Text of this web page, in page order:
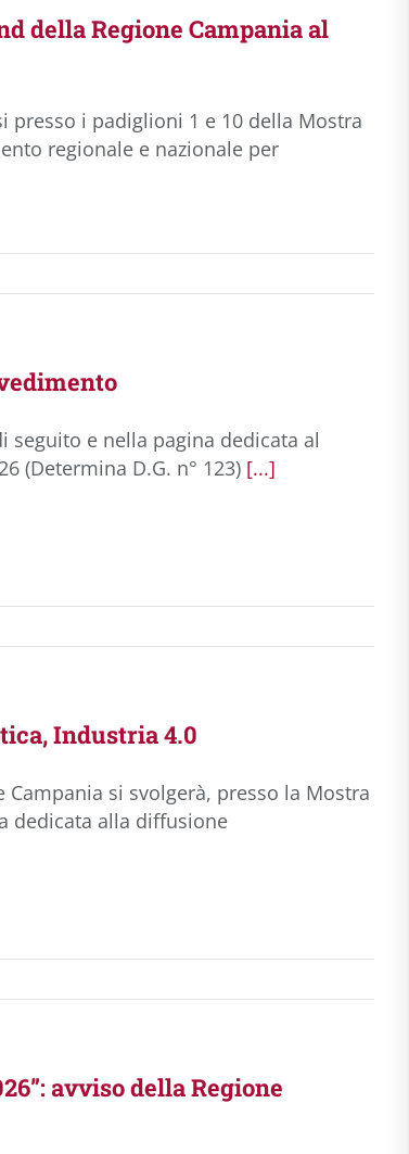
della Regione Campania al
presso i padiglioni 1 e 10 della Mostra
regionale e nazionale per
e nella pagina dedicata al
(Determina D.G. n° 123) [...]
Industria 4.0
si svolgerà, presso la Mostra
dedicata alla diffusione
avviso della Regione